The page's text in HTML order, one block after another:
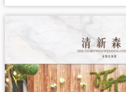
設計，呈現出美感十足的婚禮主題區。